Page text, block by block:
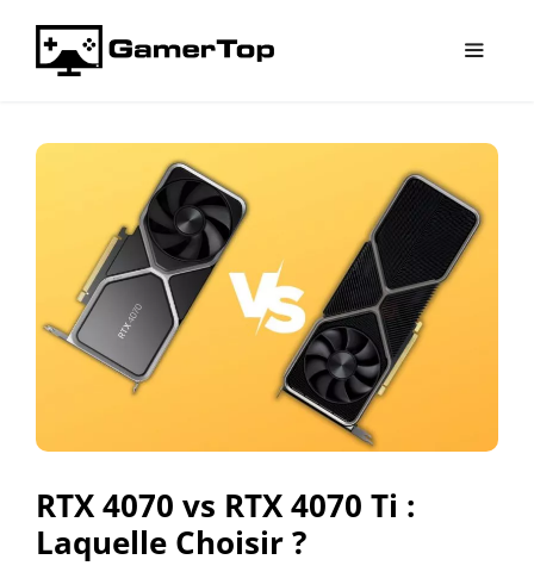
RTX 4070 vs RTX 4070 Ti :
Laquelle Choisir ?